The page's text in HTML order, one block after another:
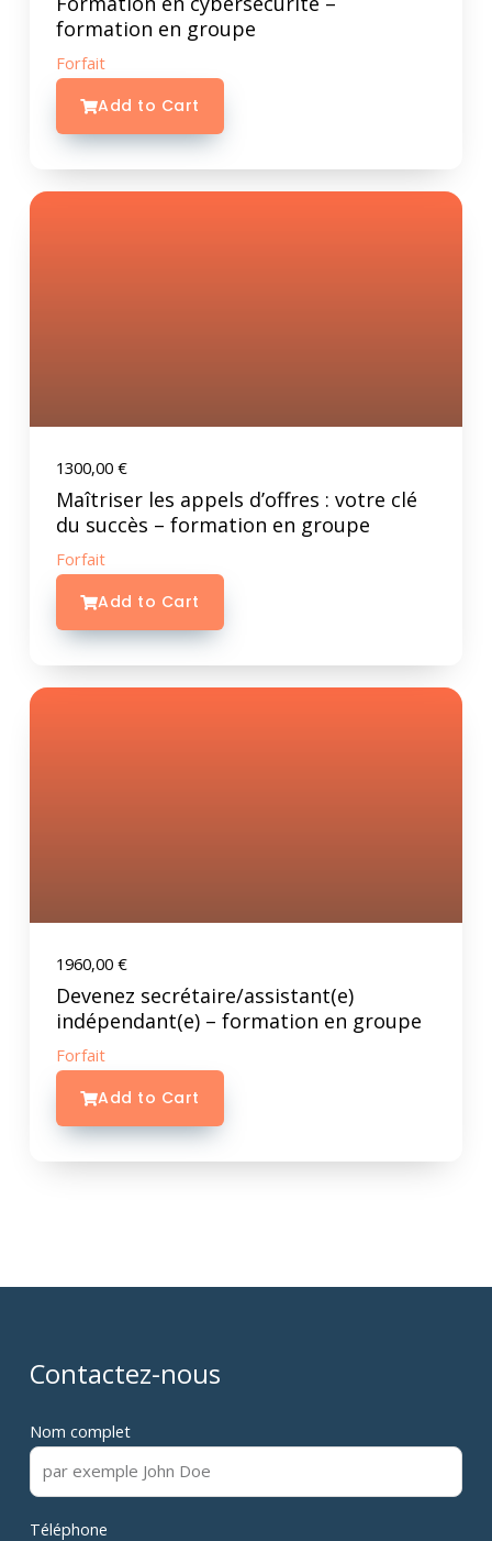
formation en groupe
Forfait
Add to Cart
1300,00 €
Maîtriser les appels d’offres : votre clé
du succès – formation en groupe
Forfait
Add to Cart
1960,00 €
Devenez secrétaire/assistant(e)
indépendant(e) – formation en groupe
Forfait
Add to Cart
Contactez-nous
Nom complet
Téléphone